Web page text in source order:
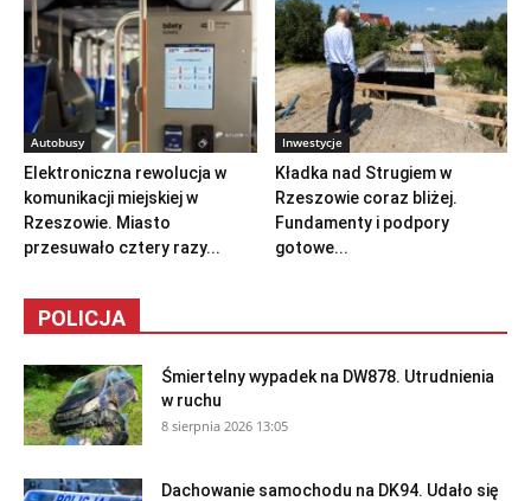
Autobusy
Elektroniczna rewolucja w
komunikacji miejskiej w
Rzeszowie. Miasto
przesuwało cztery razy...
Inwestycje
Kładka nad Strugiem w
Rzeszowie coraz bliżej.
Fundamenty i podpory
gotowe...
POLICJA
Śmiertelny wypadek na DW878. Utrudnienia
w ruchu
8 sierpnia 2026 13:05
Dachowanie samochodu na DK94. Udało się